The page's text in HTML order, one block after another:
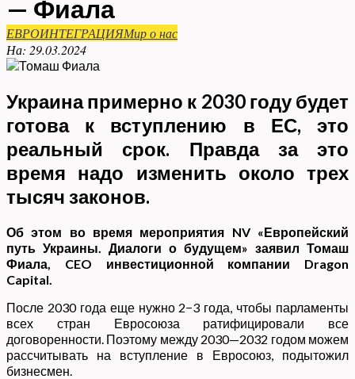
— Фиала
ЕВРОИНТЕГРАЦИЯМир о нас
На: 29.03.2024
Украина примерно к 2030 году будет
готова к вступлению в ЕС, это
реальный срок. Правда за это
время надо изменить около трех
тысяч законов.
Об этом во время мероприятия NV «Европейский
путь Украины. Диалоги о будущем» заявил Томаш
Фиала, CEO инвестиционной компании Dragon
Capital.
После 2030 года еще нужно 2−3 года, чтобы парламенты
всех стран Евросоюза ратифицировали все
договоренности. Поэтому между 2030—2032 годом можем
рассчитывать на вступление в Евросоюз, подытожил
бизнесмен.